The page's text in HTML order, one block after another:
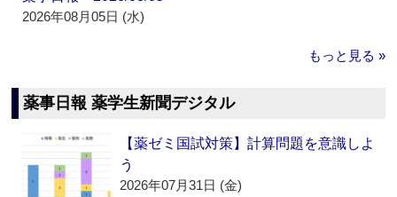
2026年08月05日 (水)
もっと見る »
薬事日報 薬学生新聞デジタル
【薬ゼミ国試対策】計算問題を意識しよ
う
2026年07月31日 (金)